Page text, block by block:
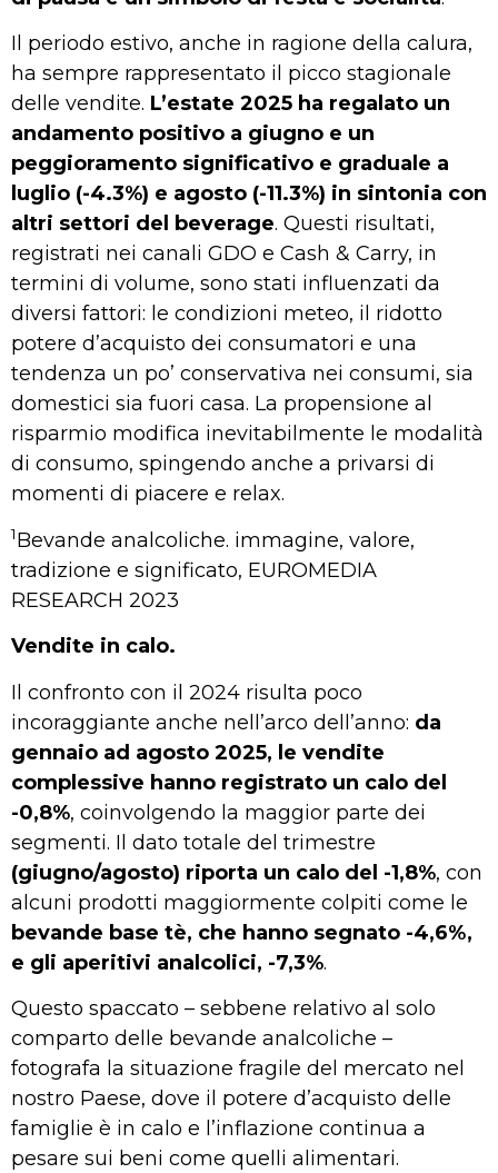
Il periodo estivo, anche in ragione della calura,
ha sempre rappresentato il picco stagionale
delle vendite. L’estate 2025 ha regalato un
andamento positivo a giugno e un
peggioramento significativo e graduale a
luglio (-4.3%) e agosto (-11.3%) in sintonia con
altri settori del beverage. Questi risultati,
registrati nei canali GDO e Cash & Carry, in
termini di volume, sono stati influenzati da
diversi fattori: le condizioni meteo, il ridotto
potere d’acquisto dei consumatori e una
tendenza un po’ conservativa nei consumi, sia
domestici sia fuori casa. La propensione al
risparmio modifica inevitabilmente le modalità
di consumo, spingendo anche a privarsi di
momenti di piacere e relax.
1Bevande analcoliche. immagine, valore,
tradizione e significato, EUROMEDIA
RESEARCH 2023
Vendite in calo.
Il confronto con il 2024 risulta poco
incoraggiante anche nell’arco dell’anno: da
gennaio ad agosto 2025, le vendite
complessive hanno registrato un calo del
-0,8%, coinvolgendo la maggior parte dei
segmenti. Il dato totale del trimestre
(giugno/agosto) riporta un calo del -1,8%, con
alcuni prodotti maggiormente colpiti come le
bevande base tè, che hanno segnato -4,6%,
e gli aperitivi analcolici, -7,3%.
Questo spaccato – sebbene relativo al solo
comparto delle bevande analcoliche –
fotografa la situazione fragile del mercato nel
nostro Paese, dove il potere d’acquisto delle
famiglie è in calo e l’inflazione continua a
pesare sui beni come quelli alimentari.